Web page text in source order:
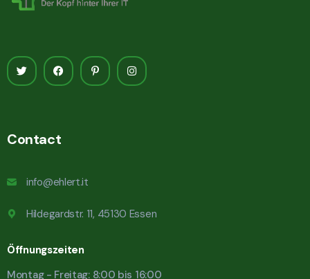
Contact
info@ehlert.it
Hildegardstr. 11, 45130 Essen
Öffnungszeiten
Montag - Freitag: 8:00 bis 16:00